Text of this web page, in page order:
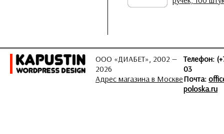
ООО «ДИАБЕТ», 2002 —
2026
Адрес магазина в Москве
Телефон:
03
Почта:
poloska.ru